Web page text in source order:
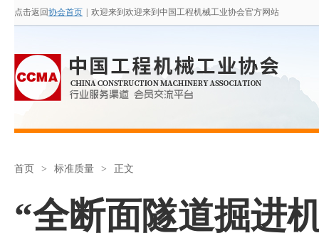
点击返回协会首页 欢迎来到欢迎来到中国工程机械工业协会官方网站
首页 > 标准质量 > 正文
“全断面隧道掘进